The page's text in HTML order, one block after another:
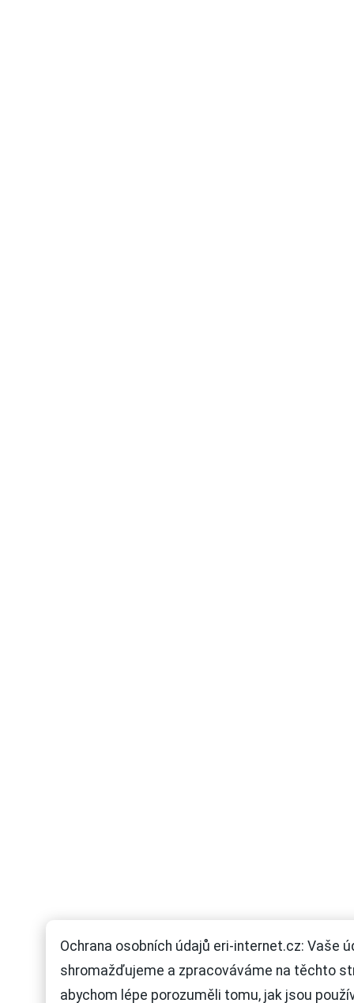
Ochrana osobních údajů eri-internet.cz: Vaše
shromažďujeme a zpracováváme na těchto
abychom lépe porozuměli tomu, jak jsou